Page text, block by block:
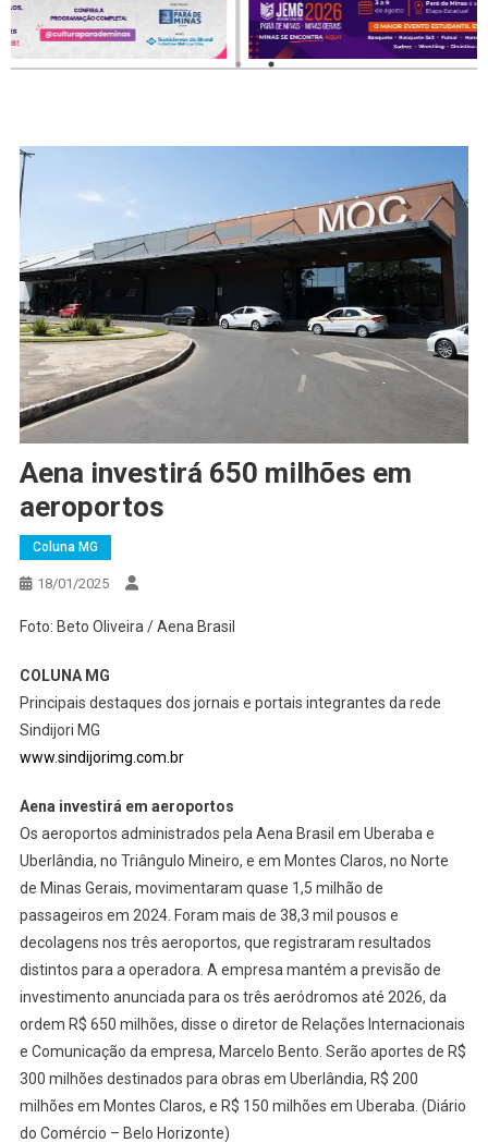
Aena investirá 650 milhões em
aeroportos
Coluna MG
18/01/2025
Foto: Beto Oliveira / Aena Brasil
COLUNA MG
Principais destaques dos jornais e portais integrantes da rede
Sindijori MG
www.sindijorimg.com.br
Aena investirá em aeroportos
Os aeroportos administrados pela Aena Brasil em Uberaba e
Uberlândia, no Triângulo Mineiro, e em Montes Claros, no Norte
de Minas Gerais, movimentaram quase 1,5 milhão de
passageiros em 2024. Foram mais de 38,3 mil pousos e
decolagens nos três aeroportos, que registraram resultados
distintos para a operadora. A empresa mantém a previsão de
investimento anunciada para os três aeródromos até 2026, da
ordem R$ 650 milhões, disse o diretor de Relações Internacionais
e Comunicação da empresa, Marcelo Bento. Serão aportes de R$
300 milhões destinados para obras em Uberlândia, R$ 200
milhões em Montes Claros, e R$ 150 milhões em Uberaba. (Diário
do Comércio – Belo Horizonte)